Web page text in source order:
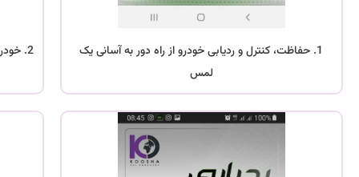
1. حفاظت، کنترل و ردیابی خودرو از راه دور به آسانی یک
لمس
2.